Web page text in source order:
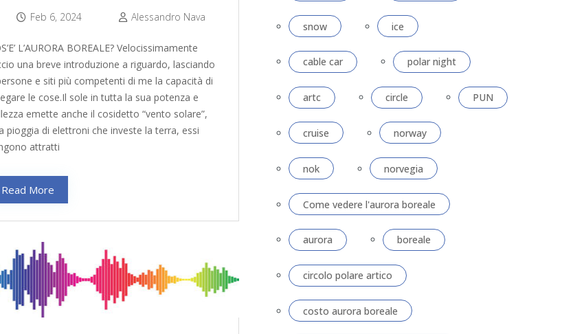
Feb 6, 2024 Alessandro Nava
L’AURORA BOREALE? Velocissimamente
una breve introduzione a riguardo, lasciando
e siti più competenti di me la capacità di
le cose.Il sole in tutta la sua potenza e
emette anche il cosidetto “vento solare”,
pioggia di elettroni che investe la terra, essi
attratti
Read More
snow ice
cable car polar night
artc circle PUN
cruise norway
nok norvegia
Come vedere l'aurora boreale
aurora boreale
circolo polare artico
costo aurora boreale